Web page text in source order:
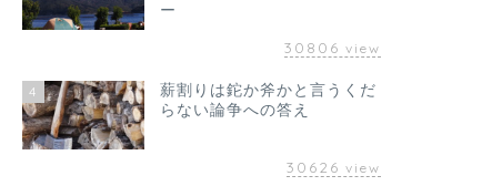
ー
30806 view
4
薪割りは鉈か斧かと言うくだ
らない論争への答え
30626 view